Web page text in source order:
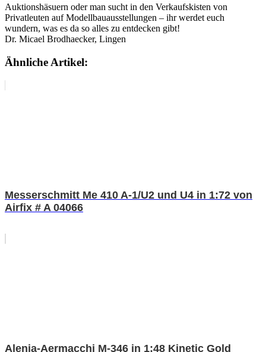
Auktionshäsuern oder man sucht in den Verkaufskisten von
Privatleuten auf Modellbauausstellungen – ihr werdet euch
wundern, was es da so alles zu entdecken gibt!
Dr. Micael Brodhaecker, Lingen
Ähnliche Artikel:
Messerschmitt Me 410 A-1/U2 und U4 in 1:72 von
Airfix # A 04066
Alenia-Aermacchi M-346 in 1:48 Kinetic Gold